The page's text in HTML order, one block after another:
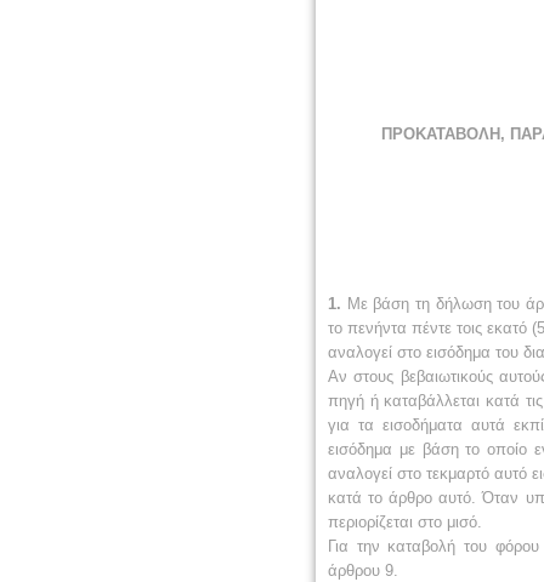
ΠΡΟΚΑΤΑΒΟΛΗ,
1. Με βάση τη δήλωση του
το πενήντα πέντε τοις εκατό
αναλογεί στο εισόδημα του
Αν στους βεβαιωτικούς
πηγή ή καταβάλλεται κατά
για τα εισοδήματα αυτά
εισόδημα με βάση το οποίο
αναλογεί στο τεκμαρτό αυτό
κατά το άρθρο αυτό. Όταν
περιορίζεται στο μισό.
Για την καταβολή του
άρθρου 9.